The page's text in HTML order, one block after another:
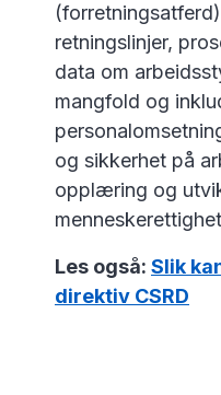
retningslinjer,
data om
mangfold og
og sikkerhet på
opplæring og
Les også: Slik
direktiv CSRD